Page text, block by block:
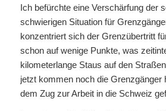
Ich befürchte eine Verschärfung der
schwierigen Situation für
konzentriert sich der Grenzübertritt
schon auf wenige Punkte, was
kilometerlange Staus auf den
jetzt kommen noch die Grenzgänger
dem Zug zur Arbeit in die Schweiz